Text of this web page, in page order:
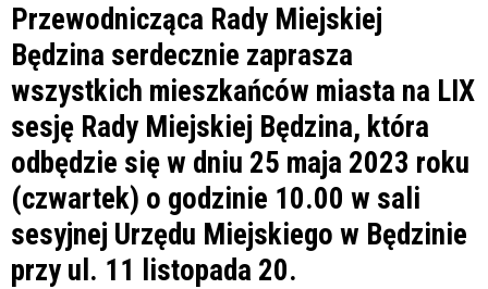
Przewodnicząca Rady Miejskiej
Będzina serdecznie zaprasza
wszystkich mieszkańców miasta na LIX
sesję Rady Miejskiej Będzina, która
odbędzie się w dniu 25 maja 2023 roku
(czwartek) o godzinie 10.00 w sali
sesyjnej Urzędu Miejskiego w Będzinie
przy ul. 11 listopada 20.